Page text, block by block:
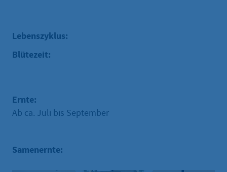
Lebenszyklus:
Blütezeit:
Ernte:
Ab ca. Juli bis September
Samenernte: